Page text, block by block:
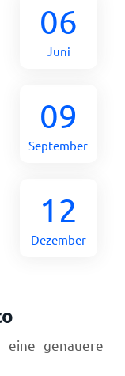
06
Juni
09
September
12
Dezember
eine genauere